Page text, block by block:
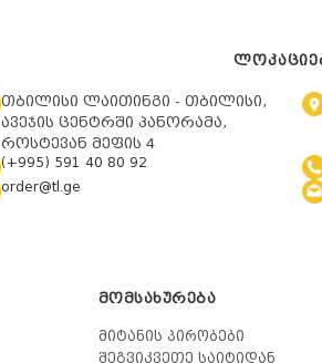
თბილისი ლაითინგი - თბილისი,
ავეჯის ცენტრში პანორამა,
როსტევან მეფის 4
(+995) 591 40 80 92
order@tl.ge
ᲛᲝᲛᲡᲐᲮᲣᲠᲔᲑᲐ
მიტანის პირობები
შეგვიკვეთე საიტიდან